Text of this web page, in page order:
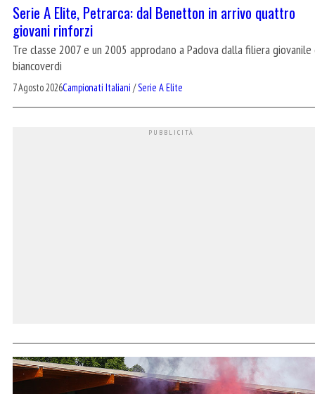
Serie A Elite, Petrarca: dal Benetton in arrivo quattro
giovani rinforzi
Tre classe 2007 e un 2005 approdano a Padova dalla filiera giovanile
biancoverdi
7 Agosto 2026Campionati Italiani /Serie A Elite